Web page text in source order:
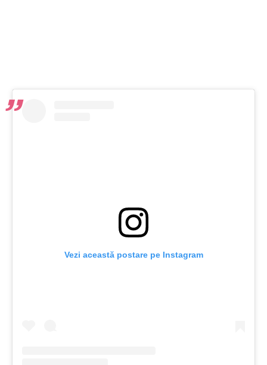
Vezi această postare pe Instagram